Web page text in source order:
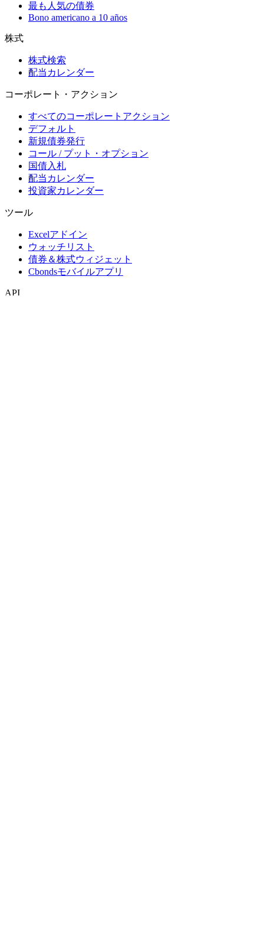
最も人気の債券
Bono americano a 10 años
株式
株式検索
配当カレンダー
コーポレート・アクション
すべてのコーポレートアクション
デフォルト
新規債券発行
コール / プット・オプション
国債入札
配当カレンダー
投資家カレンダー
ツール
Excelアドイン
ウォッチリスト
債券＆株式ウィジェット
Cbondsモバイルアプリ
API